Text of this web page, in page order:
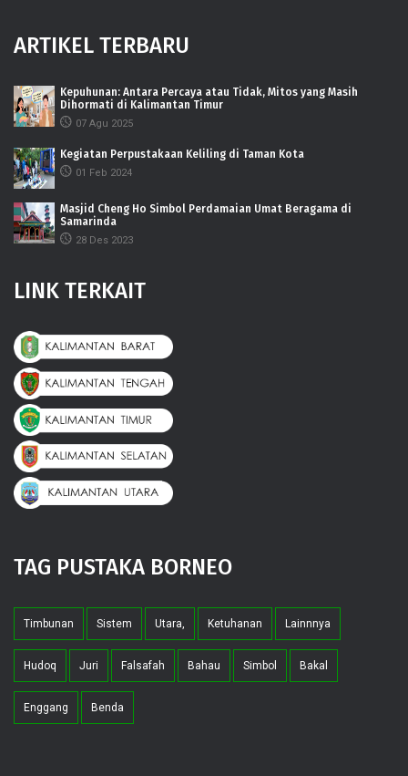
ARTIKEL TERBARU
Kepuhunan: Antara Percaya atau Tidak, Mitos yang Masih
Dihormati di Kalimantan Timur
07 Agu 2025
Kegiatan Perpustakaan Keliling di Taman Kota
01 Feb 2024
Masjid Cheng Ho Simbol Perdamaian Umat Beragama di
Samarinda
28 Des 2023
LINK TERKAIT
TAG PUSTAKA BORNEO
Timbunan Sistem Utara, Ketuhanan Lainnnya
Hudoq Juri Falsafah Bahau Simbol Bakal
Enggang Benda